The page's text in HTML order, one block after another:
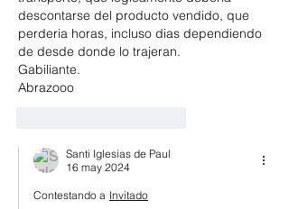
descontarse del producto vendido, que
perderia horas, incluso dias dependiendo
de desde donde lo trajeran.
Gabiliante.
Abrazooo
Santi Iglesias de Paul
16 may 2024
Contestando a Invitado